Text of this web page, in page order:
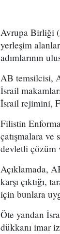
Avrupa Birliği
yerleşim
adımlarının
AB temsilcisi,
İsrail
İsrail rejimini,
Filistin
çatışmalara
devletli çözüm
Açıklamada,
karşı çıktığı,
için bunlara
Öte yandan
dükkanı imar